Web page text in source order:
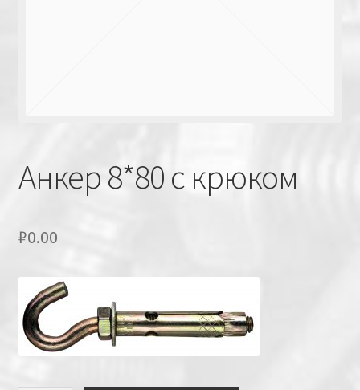
Анкер 8*80 с крюком
₽0.00